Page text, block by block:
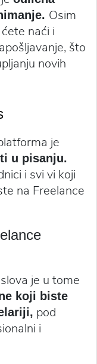
Osim
naći i
što
novih
je
u pisanju.
i svi vi koji
na Freelance
je u tome
koji biste
pod
i